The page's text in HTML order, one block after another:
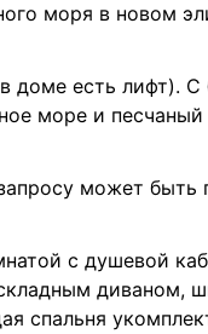
моря в новом
доме есть лифт). С
море и
может быть
с душевой
диваном,
спальня